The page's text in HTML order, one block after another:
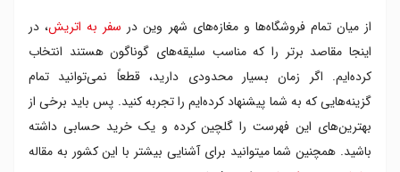
۱. فروشگاه اوستررایکشه ورکشتتن
۲. مرکز خرید زوت
۳. مرکز خرید رینگ اشتراسن گالرین
۶. خیابان گرابن
۷. کنتنر اشتراسه
از میان تمام فروشگاه‌ها و مغازه‌های شهر وین در سفر به اتریش، در
اینجا مقاصد برتر را که مناسب سلیقه‌های گوناگون هستند انتخاب
کرده‌ایم. اگر زمان بسیار محدودی دارید، قطعاً نمی‌توانید تمام
گزینه‌هایی که به شما پیشنهاد کرده‌ایم را تجربه کنید. پس باید برخی از
بهترین‌های این فهرست را گلچین کرده و یک خرید حسابی داشته
باشید. همچنین شما میتوانید برای آشنایی بیشتر با این کشور به مقاله